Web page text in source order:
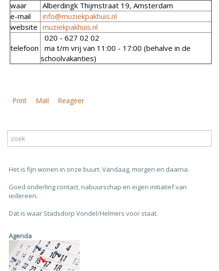
waar
Alberdingk Thijmstraat 19, Amsterdam
e-mail
info@muziekpakhuis.nl
website muziekpakhuis.nl
telefoon
020 - 627 02 02
ma t/m vrij van 11:00 - 17:00 (behalve in de
schoolvakanties)
Print Mail Reageer
Het is fijn wonen in onze buurt. Vandaag, morgen en daarna.
Goed onderling contact, nabuurschap en eigen initiatief van
iedereen.
Dat is waar Stadsdorp Vondel/Helmers voor staat.
Agenda